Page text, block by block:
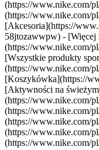
(https://www.nike.com/
(https://www.nike.com/
[Akcesoria](https://
58jtozawwpw) - [Więcej
(https://www.nike.com/
[Wszystkie produkty
(https://www.nike.com/
[Koszykówka](https://
[Aktywności na
(https://www.nike.com/
(https://www.nike.com/
(https://www.nike.com/
(https://www.nike.com/
(https://www.nike.com/